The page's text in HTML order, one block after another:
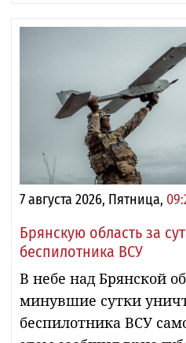
7 августа 2026, Пятница,
Брянскую область за
беспилотника ВСУ
В небе над Брянской
минувшие сутки
беспилотника ВСУ